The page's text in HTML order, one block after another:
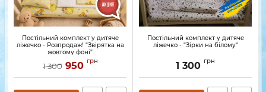
Постільний комплект у дитяче
ліжечко - Розпродаж! "Звірятка на
жовтому фоні"
1 300 950 грн
Постільний комплект у дитяче
ліжечко - "Зірки на білому"
1 300 грн